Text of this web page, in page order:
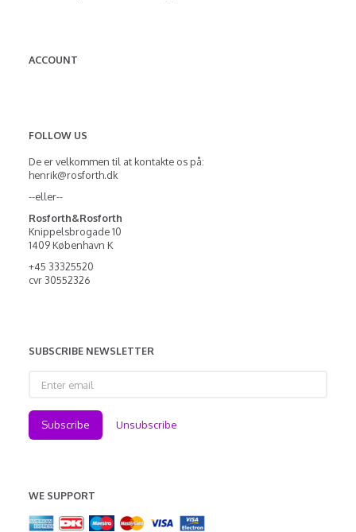
ACCOUNT
FOLLOW US
De er velkommen til at kontakte os på:
henrik@rosforth.dk
--eller--
Rosforth&Rosforth
Knippelsbrogade 10
1409 København K
+45 33325520
cvr 30552326
SUBSCRIBE NEWSLETTER
email
Subscribe Unsubscribe
WE SUPPORT